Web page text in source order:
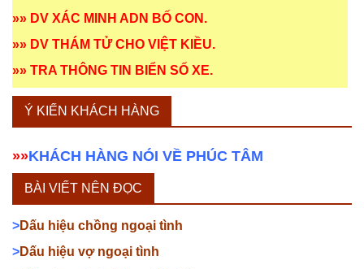
»» DV XÁC MINH ADN BỐ CON .
»» DV THÁM TỬ CHO VIỆT KIỀU.
»» TRA THÔNG TIN BIỂN SỐ XE.
Ý KIẾN KHÁCH HÀNG
»»KHÁCH HÀNG NÓI VỀ PHÚC TÂM
BÀI VIẾT NÊN ĐỌC
>Dấu hiệu chồng ngoại tình
>Dấu hiệu vợ ngoại tình